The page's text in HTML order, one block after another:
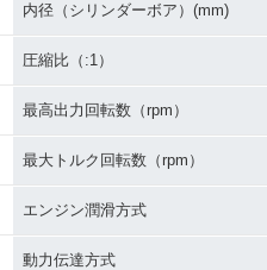
内径（シリンダーボア）(mm)
圧縮比（:1）
最高出力回転数（rpm）
最大トルク回転数（rpm）
エンジン潤滑方式
動力伝達方式